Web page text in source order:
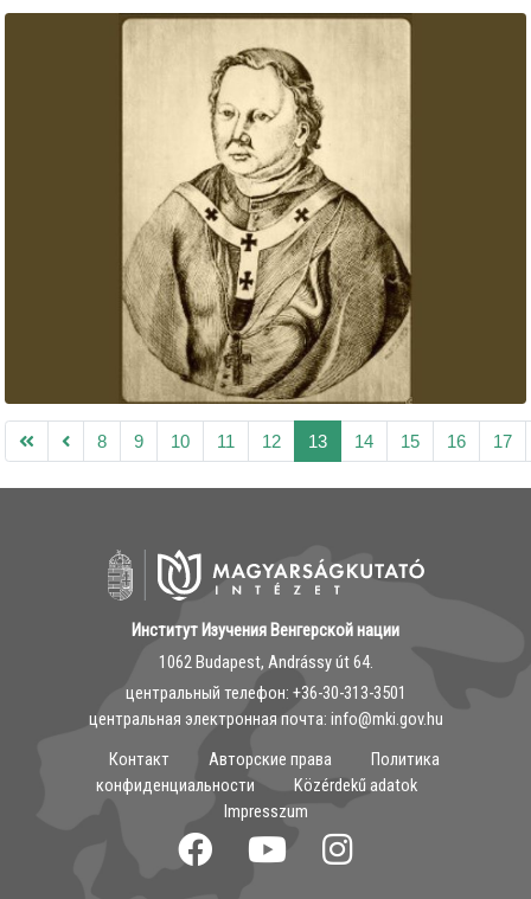
8 9 10 11 12 13 14 15 16 17
Институт Изучения Венгерской нации
1062 Budapest, Andrássy út 64.
центральный телефон: ‭+36-30-313-3501
центральная электронная почта: info@mki.gov.hu
Контакт
Авторские права
Политика
конфиденциальности
Közérdekű adatok
Impresszum